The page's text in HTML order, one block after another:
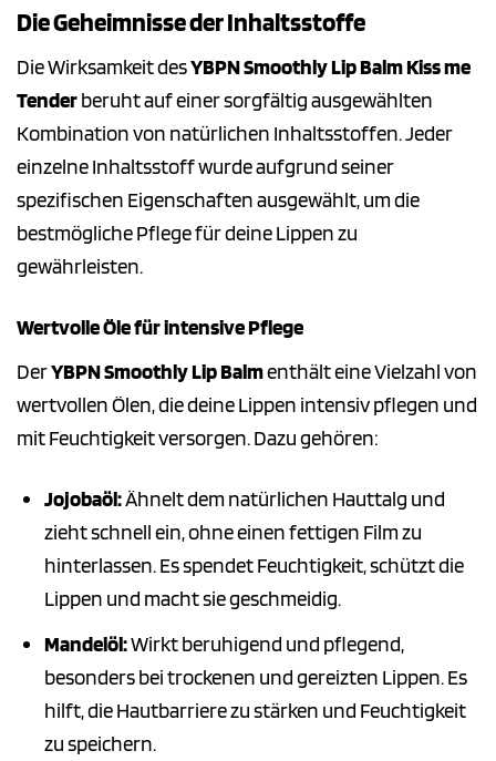
Die Geheimnisse der Inhaltsstoffe
Die Wirksamkeit desYBPN Smoothly Lip Balm Kiss me
Tenderberuht auf einer sorgfältig ausgewählten
Kombination von natürlichen Inhaltsstoffen. Jeder
einzelne Inhaltsstoff wurde aufgrund seiner
spezifischen Eigenschaften ausgewählt, um die
bestmögliche Pflege für deine Lippen zu
gewährleisten.
Wertvolle Öle für intensive Pflege
DerYBPN Smoothly Lip Balmenthält eine Vielzahl von
wertvollen Ölen, die deine Lippen intensiv pflegen und
mit Feuchtigkeit versorgen. Dazu gehören:
Jojobaöl:Ähnelt dem natürlichen Hauttalg und
zieht schnell ein, ohne einen fettigen Film zu
hinterlassen. Es spendet Feuchtigkeit, schützt die
Lippen und macht sie geschmeidig.
Mandelöl:Wirkt beruhigend und pflegend,
besonders bei trockenen und gereizten Lippen. Es
hilft, die Hautbarriere zu stärken und Feuchtigkeit
zu speichern.